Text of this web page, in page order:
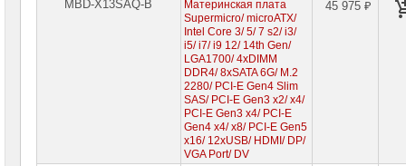
MBD-X13SAQ-B
Материнская плата
Supermicro/ microATX/
Intel Core 3/ 5/ 7 s2/ i3/
i5/ i7/ i9 12/ 14th Gen/
LGA1700/ 4xDIMM
DDR4/ 8xSATA 6G/ M.2
2280/ PCI-E Gen4 Slim
SAS/ PCI-E Gen3 x2/ x4/
PCI-E Gen3 x4/ PCI-E
Gen4 x4/ x8/ PCI-E Gen5
x16/ 12xUSB/ HDMI/ DP/
VGA Port/ DV
45 975 ₽